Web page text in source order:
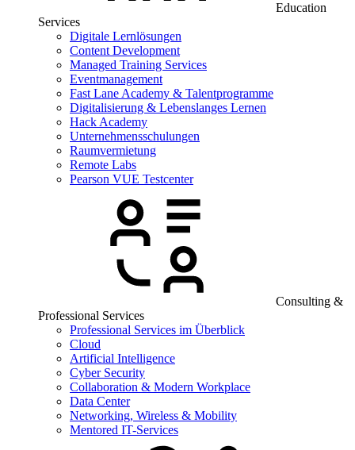
Education
Services
Digitale Lernlösungen
Content Development
Managed Training Services
Eventmanagement
Fast Lane Academy & Talentprogramme
Digitalisierung & Lebenslanges Lernen
Hack Academy
Unternehmensschulungen
Raumvermietung
Remote Labs
Pearson VUE Testcenter
Consulting &
Professional Services
Professional Services im Überblick
Cloud
Artificial Intelligence
Cyber Security
Collaboration & Modern Workplace
Data Center
Networking, Wireless & Mobility
Mentored IT-Services